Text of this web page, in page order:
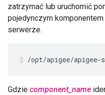
zatrzymać lub uruchomić
pojedynczym
serwerze.
/opt/apigee/
Gdzie component_name